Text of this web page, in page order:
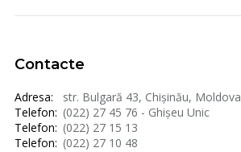
Contacte
Adresa:
str. Bulgară 43, Chișinău, Moldova
Telefon: (022) 27 45 76 - Ghișeu Unic
Telefon: (022) 27 15 13
Telefon: (022) 27 10 48